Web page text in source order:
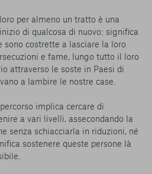
per almeno un tratto è una
di qualcosa di nuovo: significa
sono costrette a lasciare la loro
e fame, lungo tutto il loro
attraverso le soste in Paesi di
a lambire le nostre case.
implica cercare di
a vari livelli, assecondando la
senza schiacciarla in riduzioni, né
sostenere queste persone là